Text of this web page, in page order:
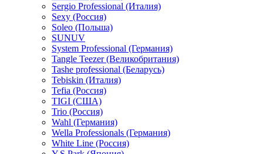
Sergio Professional (Италия)
Sexy (Россия)
Soleo (Польша)
SUNUV
System Professional (Германия)
Tangle Teezer (Великобритания)
Tashe professional (Беларусь)
Tebiskin (Италия)
Tefia (Россия)
TIGI (США)
Trio (Россия)
Wahl (Германия)
Wella Professionals (Германия)
White Line (Россия)